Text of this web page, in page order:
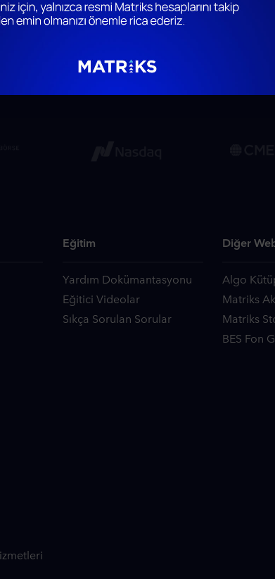
Eğitim
Yardım Dokümantasyonu
Eğitici Videolar
Sıkça Sorulan Sorular
Diğer
Algo
Matriks
Matriks
BES Fon